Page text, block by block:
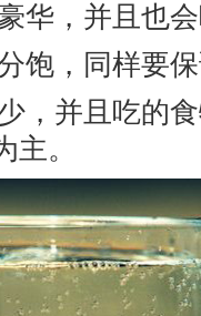
，并且也会
，同样要保
并且吃的食
。